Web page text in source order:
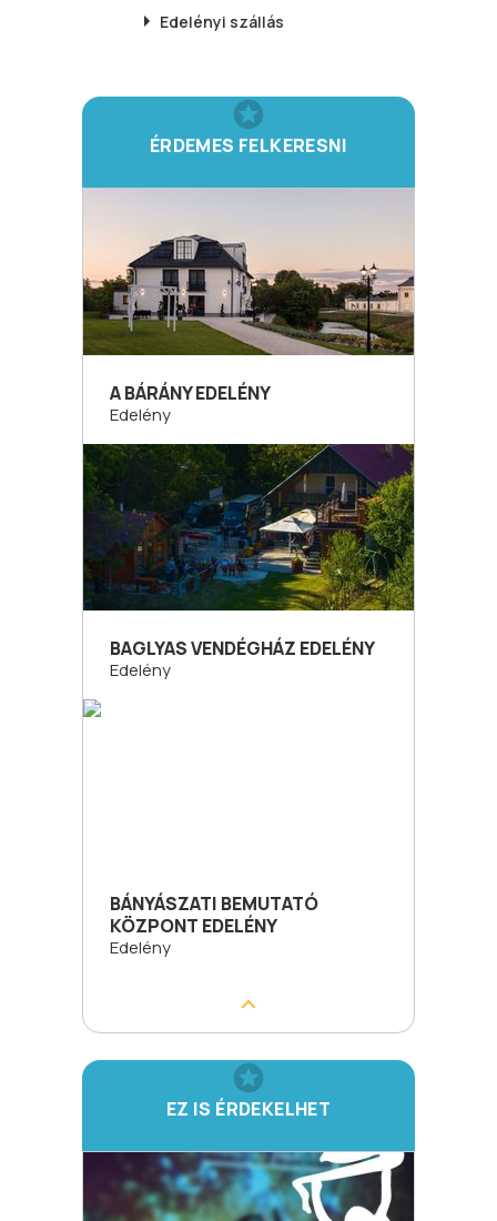
Edelényi szállás
ÉRDEMES FELKERESNI
A BÁRÁNY EDELÉNY
Edelény
BAGLYAS VENDÉGHÁZ EDELÉNY
Edelény
BÁNYÁSZATI BEMUTATÓ
KÖZPONT EDELÉNY
Edelény
EZ IS ÉRDEKELHET